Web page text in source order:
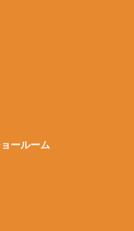
ールーム